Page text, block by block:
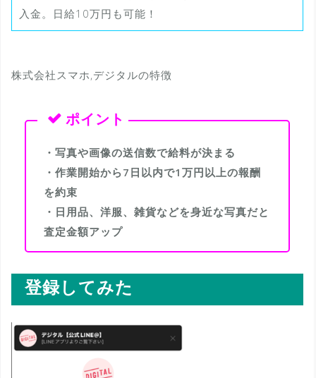
入金。日給10万円も可能！
株式会社スマホ,デジタルの特徴
・写真や画像の送信数で給料が決まる
・作業開始から7日以内で1万円以上の報酬
を約束
・日用品、洋服、雑貨などを身近な写真だと
査定金額アップ
登録してみた